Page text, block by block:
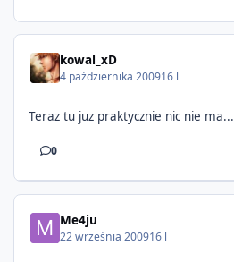
kowal_xD
4 października 200916 l
Teraz tu juz praktycznie nic nie ma...
0
Me4ju
22 września 200916 l